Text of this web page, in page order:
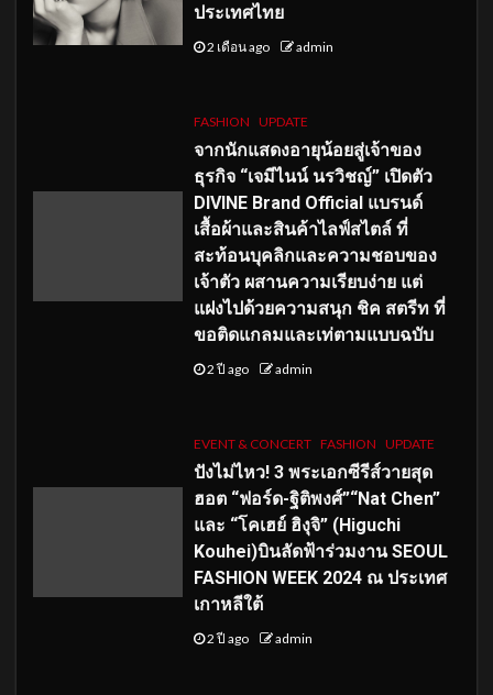
ประเทศไทย
2 เดือน ago admin
FASHION UPDATE
จากนักแสดงอายุน้อยสู่เจ้าของ
ธุรกิจ “เจมีไนน์ นรวิชญ์” เปิดตัว
DIVINE Brand Official แบรนด์
เสื้อผ้าและสินค้าไลฟ์สไตล์ ที่
สะท้อนบุคลิกและความชอบของ
เจ้าตัว ผสานความเรียบง่าย แต่
แฝงไปด้วยความสนุก ชิค สตรีท ที่
ขอติดแกลมและเท่ตามแบบฉบับ
2 ปี ago admin
EVENT & CONCERT FASHION UPDATE
ปังไม่ไหว! 3 พระเอกซีรีส์วายสุด
ฮอต “ฟอร์ด-ฐิติพงศ์”“Nat Chen”
และ “โคเฮย์ ฮิงุจิ” (Higuchi
Kouhei)บินลัดฟ้าร่วมงาน SEOUL
FASHION WEEK 2024 ณ ประเทศ
เกาหลีใต้
2 ปี ago admin